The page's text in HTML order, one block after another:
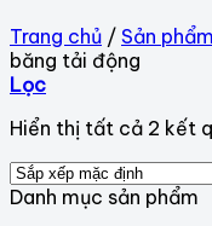
Trang chủ / Sản phẩm
băng tải động
Lọc
Hiển thị tất cả 2 kết
Danh mục sản phẩm